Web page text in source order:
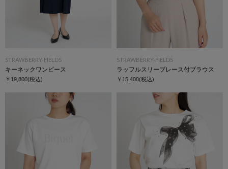
STRAWBERRY-FIELDS
キーネックワンピース
￥19,800(税込)
STRAWBERRY-FIELDS
ラッフルスリーブレース付ブラウス
￥15,400(税込)